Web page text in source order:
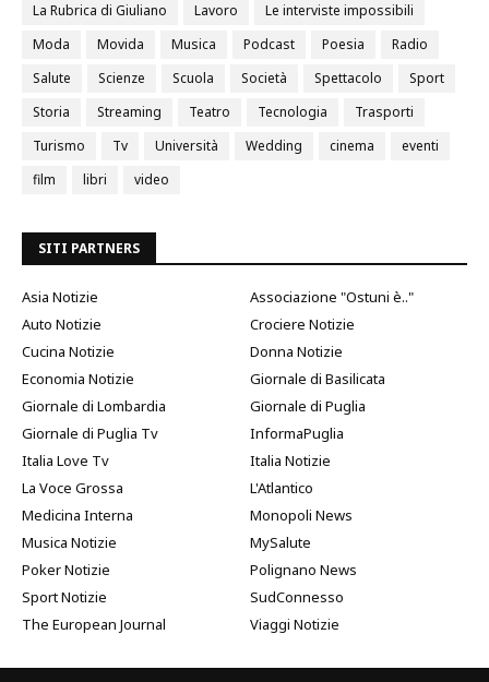
La Rubrica di Giuliano
Lavoro
Le interviste impossibili
Moda
Movida Musica Podcast Poesia
Radio
Salute
Scienze Scuola Società Spettacolo
Sport
Storia
Streaming Teatro Tecnologia
Trasporti
Turismo
Tv Università Wedding cinema
eventi
film
libri video
SITI PARTNERS
Asia Notizie
Associazione "Ostuni è.."
Auto Notizie
Crociere Notizie
Cucina Notizie
Donna Notizie
Economia Notizie
Giornale di Basilicata
Giornale di Lombardia
Giornale di Puglia
Giornale di Puglia Tv
InformaPuglia
Italia Love Tv
Italia Notizie
La Voce Grossa
L'Atlantico
Medicina Interna
Monopoli News
Musica Notizie
MySalute
Poker Notizie
Polignano News
Sport Notizie
SudConnesso
The European Journal
Viaggi Notizie